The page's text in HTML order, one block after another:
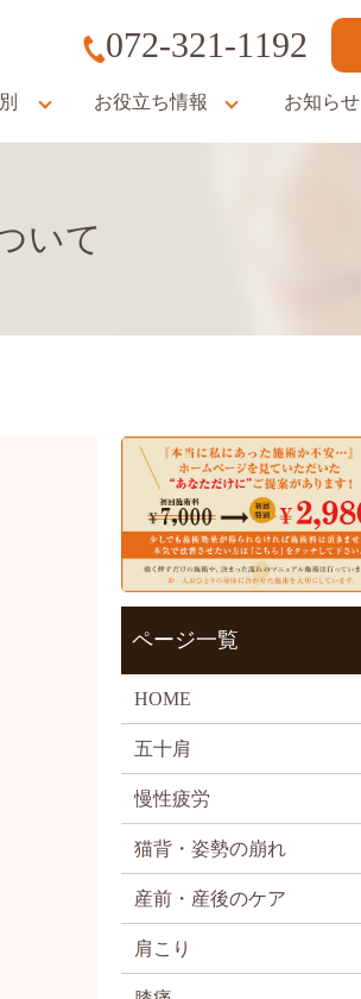
072-321-1192
お役立ち情報 お知らせ
いて
ページ一覧
HOME
五十肩
慢性疲労
猫背・姿勢の崩れ
産前・産後のケア
肩こり